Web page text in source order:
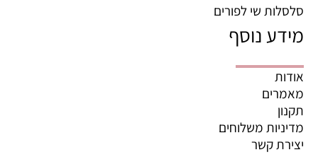
סלסלות שי לפורים
מידע נוסף
אודות
מאמרים
תקנון
מדיניות משלוחים
יצירת קשר